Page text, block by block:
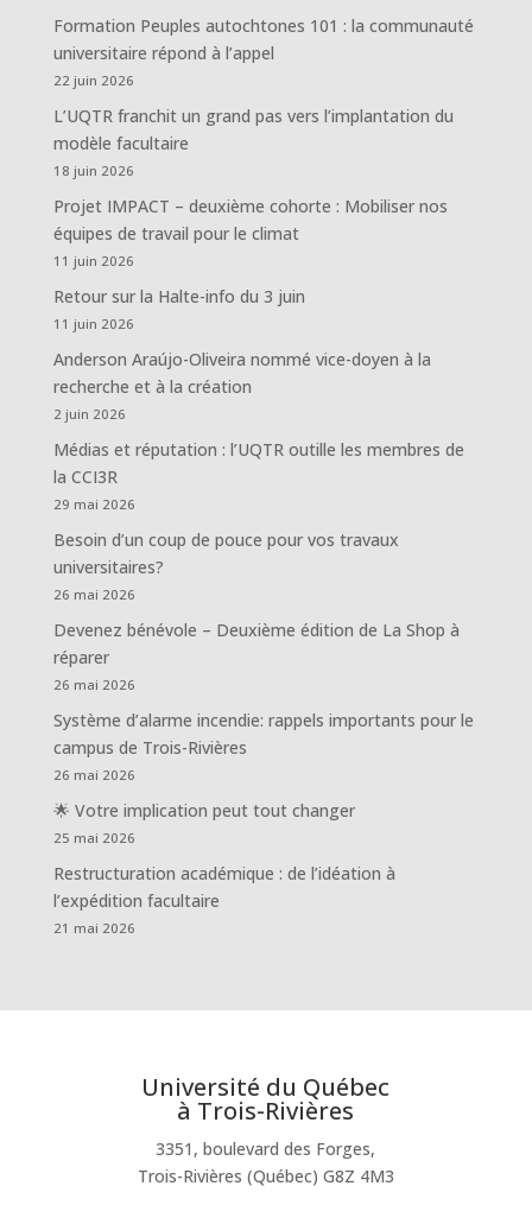
Formation Peuples autochtones 101 : la communauté
universitaire répond à l’appel
22 juin 2026
L’UQTR franchit un grand pas vers l’implantation du
modèle facultaire
18 juin 2026
Projet IMPACT – deuxième cohorte : Mobiliser nos
équipes de travail pour le climat
11 juin 2026
Retour sur la Halte-info du 3 juin
11 juin 2026
Anderson Araújo-Oliveira nommé vice-doyen à la
recherche et à la création
2 juin 2026
Médias et réputation : l’UQTR outille les membres de
la CCI3R
29 mai 2026
Besoin d’un coup de pouce pour vos travaux
universitaires?
26 mai 2026
Devenez bénévole – Deuxième édition de La Shop à
réparer
26 mai 2026
Système d’alarme incendie: rappels importants pour le
campus de Trois-Rivières
26 mai 2026
🌟 Votre implication peut tout changer
25 mai 2026
Restructuration académique : de l’idéation à
l’expédition facultaire
21 mai 2026
Université du Québec
à Trois-Rivières
3351, boulevard des Forges,
Trois-Rivières (Québec) G8Z 4M3